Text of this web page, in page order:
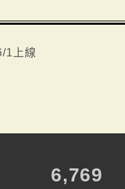
1上線
7,787